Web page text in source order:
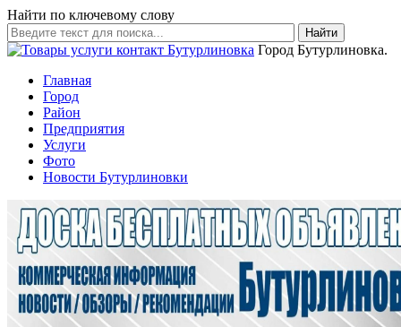
Найти по ключевому слову
Найти
Город Бутурлиновка.
Главная
Город
Район
Предприятия
Услуги
Фото
Новости Бутурлиновки